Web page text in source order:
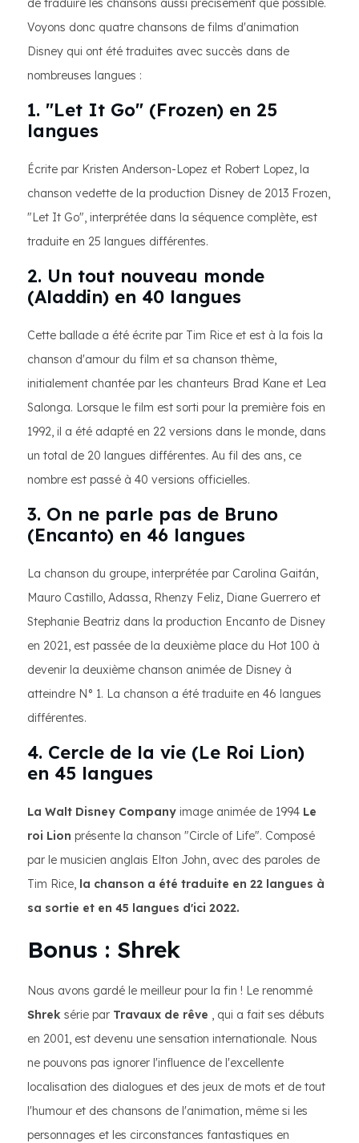
de traduire les chansons aussi précisément que possible.
Voyons donc quatre chansons de films d'animation
Disney qui ont été traduites avec succès dans de
nombreuses langues :
1. "Let It Go" (Frozen) en 25
langues
Écrite par Kristen Anderson-Lopez et Robert Lopez, la
chanson vedette de la production Disney de 2013 Frozen,
"Let It Go", interprétée dans la séquence complète, est
traduite en 25 langues différentes.
2. Un tout nouveau monde
(Aladdin) en 40 langues
Cette ballade a été écrite par Tim Rice et est à la fois la
chanson d'amour du film et sa chanson thème,
initialement chantée par les chanteurs Brad Kane et Lea
Salonga. Lorsque le film est sorti pour la première fois en
1992, il a été adapté en 22 versions dans le monde, dans
un total de 20 langues différentes. Au fil des ans, ce
nombre est passé à 40 versions officielles.
3. On ne parle pas de Bruno
(Encanto) en 46 langues
La chanson du groupe, interprétée par Carolina Gaitán,
Mauro Castillo, Adassa, Rhenzy Feliz, Diane Guerrero et
Stephanie Beatriz dans la production Encanto de Disney
en 2021, est passée de la deuxième place du Hot 100 à
devenir la deuxième chanson animée de Disney à
atteindre N° 1. La chanson a été traduite en 46 langues
différentes.
4. Cercle de la vie (Le Roi Lion)
en 45 langues
La Walt Disney Company image animée de 1994 Le
roi Lion présente la chanson "Circle of Life". Composé
par le musicien anglais Elton John, avec des paroles de
Tim Rice, la chanson a été traduite en 22 langues à
sa sortie et en 45 langues d'ici 2022.
Bonus : Shrek
Nous avons gardé le meilleur pour la fin ! Le renommé
Shrek série par Travaux de rêve , qui a fait ses débuts
en 2001, est devenu une sensation internationale. Nous
ne pouvons pas ignorer l'influence de l'excellente
localisation des dialogues et des jeux de mots et de tout
l'humour et des chansons de l'animation, même si les
personnages et les circonstances fantastiques en